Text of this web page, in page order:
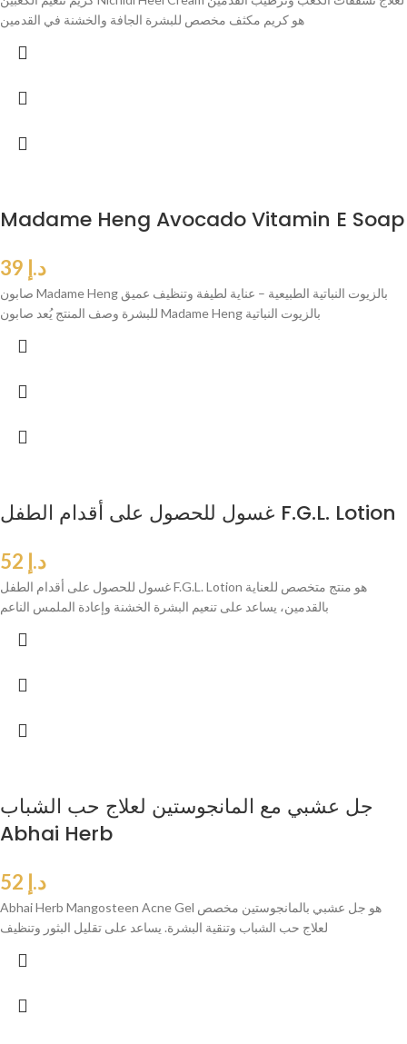
هو كريم مكثف مخصص للبشرة الجافة والخشنة في القدمين
Madame Heng Avocado Vitamin E Soap
د.إ
صابون Madame Heng بالزيوت النباتية الطبيعية – عناية لطيفة وتنظيف عميق
للبشرة وصف المنتج يُعد صابون Madame Heng بالزيوت النباتية
غسول للحصول على أقدام الطفل F.G.L. Lotion
د.إ
غسول للحصول على أقدام الطفل F.G.L. Lotion هو منتج متخصص للعناية
بالقدمين، يساعد على تنعيم البشرة الخشنة وإعادة الملمس الناعم
جل عشبي مع المانجوستين لعلاج حب الشباب
Abhai Herb
د.إ
Abhai Herb Mangosteen Acne Gel هو جل عشبي بالمانجوستين مخصص
لعلاج حب الشباب وتنقية البشرة. يساعد على تقليل البثور وتنظيف